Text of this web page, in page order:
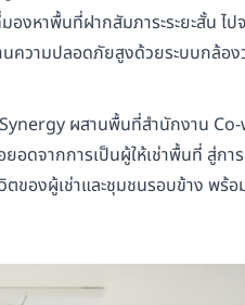
งหาพื้นที่ฝากสัมภาระระยะสั้น ไ
ความปลอดภัยสูงด้วยระบบกล้อ
ผสานพื้นที่สำนักงาน
อดจากการเป็นผู้ให้เช่าพื้นที่ สู่ก
งผู้เช่าและชุมชนรอบข้าง พร้อ